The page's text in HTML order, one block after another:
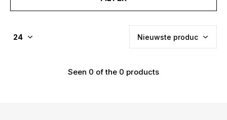
Seen 0 of the 0 products